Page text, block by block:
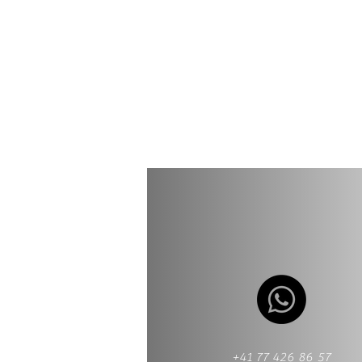
+41 77 426 86 57